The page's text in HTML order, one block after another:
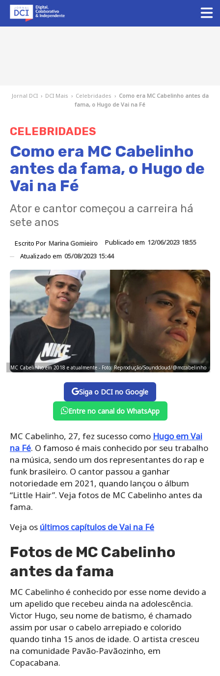
Jornal DCI › DCI Mais › Celebridades › Como era MC Cabelinho antes da
fama, o Hugo de Vai na Fé
CELEBRIDADES
Como era MC Cabelinho
antes da fama, o Hugo de
Vai na Fé
Ator e cantor começou a carreira há
sete anos
Escrito Por Marina Gomieiro Publicado em 12/06/2023 18:55
Atualizado em 05/08/2023 15:44
MC Cabelinho em 2018 e atualmente - Foto: Reprodução/Soundcloud/@mccabelinho
Siga o DCI no Google
Entre no canal do WhatsApp
MC Cabelinho, 27, fez sucesso como Hugo em Vai
na Fé. O famoso é mais conhecido por seu trabalho
na música, sendo um dos representantes do rap e
funk brasileiro. O cantor passou a ganhar
notoriedade em 2021, quando lançou o álbum
“Little Hair”. Veja fotos de MC Cabelinho antes da
fama.
Veja os últimos capítulos de Vai na Fé
Fotos de MC Cabelinho
antes da fama
MC Cabelinho é conhecido por esse nome devido a
um apelido que recebeu ainda na adolescência.
Victor Hugo, seu nome de batismo, é chamado
assim por usar o cabelo arrepiado e colorido
quando tinha 15 anos de idade. O artista cresceu
na comunidade Pavão-Pavãozinho, em
Copacabana.